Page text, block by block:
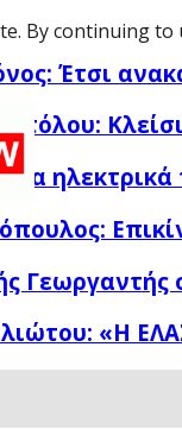
Έτσι
τα ηλεκτρικά
Γεωργαντής
«Η
By continuing